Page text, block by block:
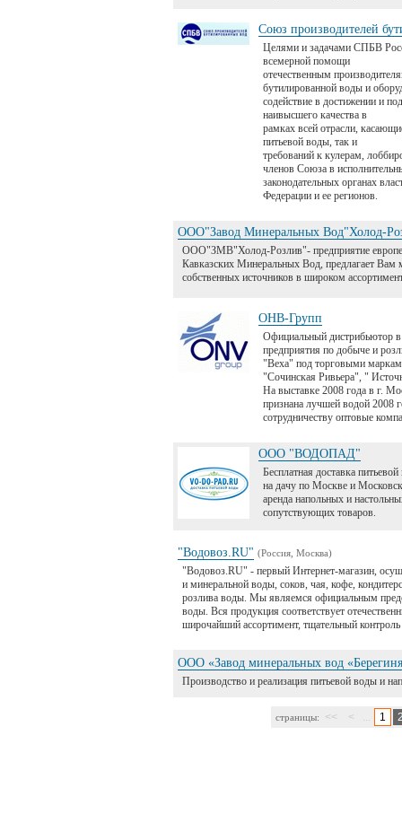
Союз производителей
Целями и задачами СПБВ
всемерной помощи
отечественным
бутилированной воды и
содействие в достижении и
наивысшего качества в
рамках всей отрасли,
питьевой воды, так и
требований к кулерам,
членов Союза в
законодательных органах
Федерации и ее регионов.
ООО"Завод Минеральных Вод"Холод-
ООО"ЗМВ"Холод-Розлив"- предприятие
Кавказских Минеральных Вод, предлагает Вам
собственных источников в широком
ОНВ-Групп
Официальный дистрибьютор
предприятия по добыче и
"Веха" под торговыми
"Сочинская Ривьера", "
На выставке 2008 года в г.
признана лучшей водой 2008
сотрудничеству оптовые
ООО "ВОДОПАД"
Бесплатная доставка
на дачу по Москве и
аренда напольных и
сопутствующих товаров.
"Водовоз.RU" (Россия, Москва)
"Водовоз.RU" - первый Интернет-магазин,
и минеральной воды, соков, чая, кофе,
розлива воды. Мы являемся официальным
воды. Вся продукция соответствует
широчайший ассортимент, тщательный
ООО «Завод минеральных вод
Производство и реализация питьевой воды и
страницы: << < ... 1